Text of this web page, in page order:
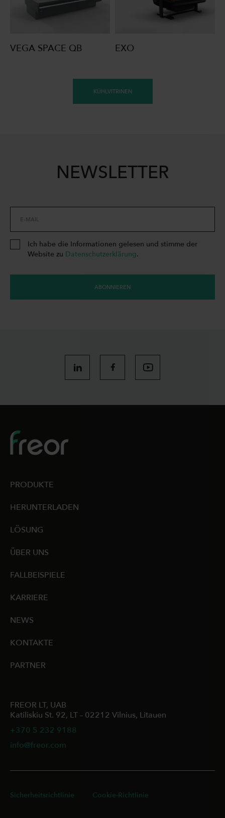
VEGA SPACE QB EXO
KÜHLVITRINEN
NEWSLETTER
E-MAIL
Ich habe die Informationen gelesen und stimme der
Website zu Datenschutzerklärung.
ABONNIEREN
FREOR LT, UAB
Katiliskiu St. 92, LT – 02212 Vilnius, Litauen
+370 5 232 9188
info@freor.com
PRODUKTE
HERUNTERLADEN
LÖSUNG
ÜBER UNS
FALLBEISPIELE
KARRIERE
NEWS
KONTAKTE
PARTNER
Sicherheitsrichtlinie Cookie-Richtlinie